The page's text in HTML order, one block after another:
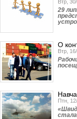
Втр,
29
О
Втр,
Птн,